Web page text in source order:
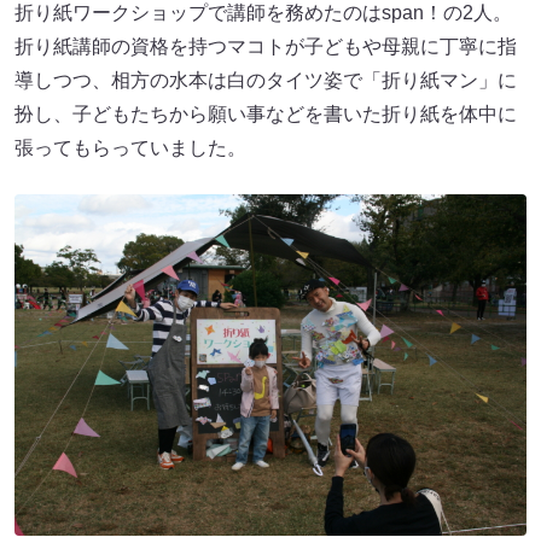
折り紙ワークショップで講師を務めたのはspan！の2人。
折り紙講師の資格を持つマコトが子どもや母親に丁寧に指
導しつつ、相方の水本は白のタイツ姿で「折り紙マン」に
扮し、子どもたちから願い事などを書いた折り紙を体中に
張ってもらっていました。